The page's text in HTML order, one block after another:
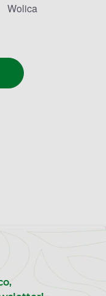
Wolica